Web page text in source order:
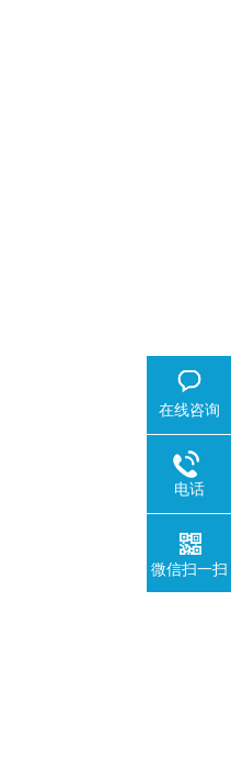
在线咨询
电话
微信扫一扫